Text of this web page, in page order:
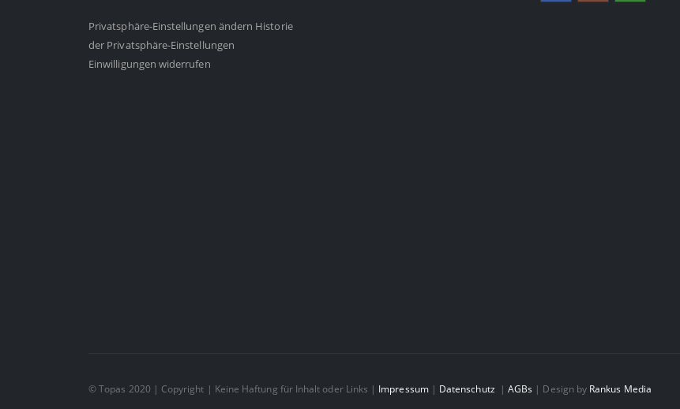
Privatsphäre-Einstellungen ändern Historie
der Privatsphäre-Einstellungen
Einwilligungen widerrufen
© Topas 2020 | Copyright | Keine Haftung für Inhalt oder Links | Impressum| Datenschutz |AGBs | Design by Rankus Media